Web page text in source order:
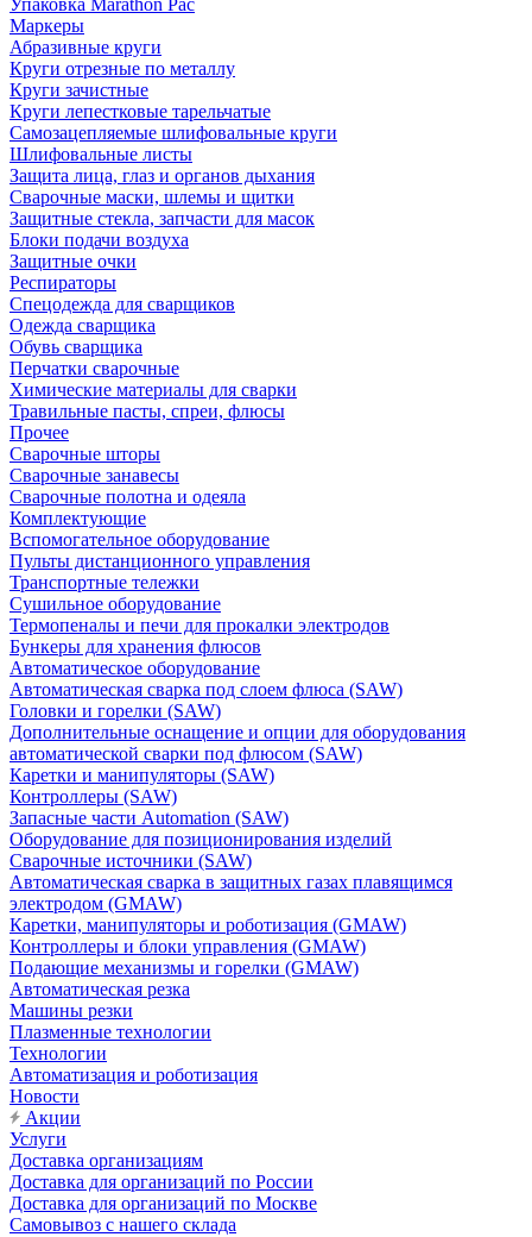
Упаковка Marathon Pac
Маркеры
Абразивные круги
Круги отрезные по металлу
Круги зачистные
Круги лепестковые тарельчатые
Самозацепляемые шлифовальные круги
Шлифовальные листы
Защита лица, глаз и органов дыхания
Сварочные маски, шлемы и щитки
Защитные стекла, запчасти для масок
Блоки подачи воздуха
Защитные очки
Респираторы
Спецодежда для сварщиков
Одежда сварщика
Обувь сварщика
Перчатки сварочные
Химические материалы для сварки
Травильные пасты, спреи, флюсы
Прочее
Сварочные шторы
Сварочные занавесы
Сварочные полотна и одеяла
Комплектующие
Вспомогательное оборудование
Пульты дистанционного управления
Транспортные тележки
Сушильное оборудование
Термопеналы и печи для прокалки электродов
Бункеры для хранения флюсов
Автоматическое оборудование
Автоматическая сварка под слоем флюса (SAW)
Головки и горелки (SAW)
Дополнительные оснащение и опции для оборудования
автоматической сварки под флюсом (SAW)
Каретки и манипуляторы (SAW)
Контроллеры (SAW)
Запасные части Automation (SAW)
Оборудование для позиционирования изделий
Сварочные источники (SAW)
Автоматическая сварка в защитных газах плавящимся
электродом (GMAW)
Каретки, манипуляторы и роботизация (GMAW)
Контроллеры и блоки управления (GMAW)
Подающие механизмы и горелки (GMAW)
Автоматическая резка
Машины резки
Плазменные технологии
Технологии
Автоматизация и роботизация
Новости
Акции
Услуги
Доставка организациям
Доставка для организаций по России
Доставка для организаций по Москве
Самовывоз с нашего склада